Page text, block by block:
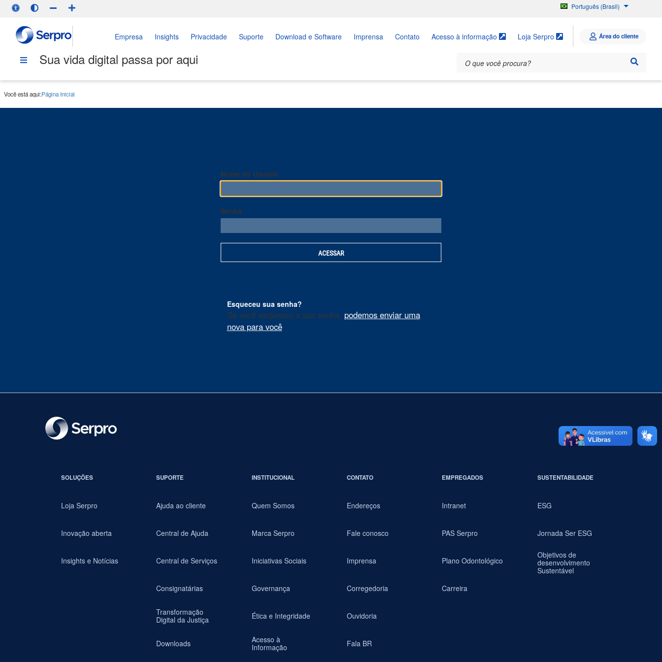
Português (Brasil)
Empresa Insights Privacidade Suporte Download e Software Imprensa Contato Acesso à informação Loja Serpro Área do cliente
Sua vida digital passa por aqui
Você está aqui:Página Inicial
Nome do Usuário
Senha
Esqueceu sua senha?
Se você esqueceu a sua senha, podemos enviar uma
nova para você.
SOLUÇÕES
Loja Serpro
Inovação aberta
Insights e Notícias
SUPORTE
Ajuda ao cliente
Central de Ajuda
Central de Serviços
Consignatárias
Transformação
Digital da Justiça
Downloads
INSTITUCIONAL
Quem Somos
Marca Serpro
Iniciativas Sociais
Governança
Ética e Integridade
Acesso à
Informação
CONTATO
Endereços
Fale conosco
Imprensa
Corregedoria
Ouvidoria
Fala BR
EMPREGADOS
Intranet
PAS Serpro
Plano Odontológico
Carreira
SUSTENTABILIDADE
ESG
Jornada Ser ESG
Objetivos de
desenvolvimento
Sustentável